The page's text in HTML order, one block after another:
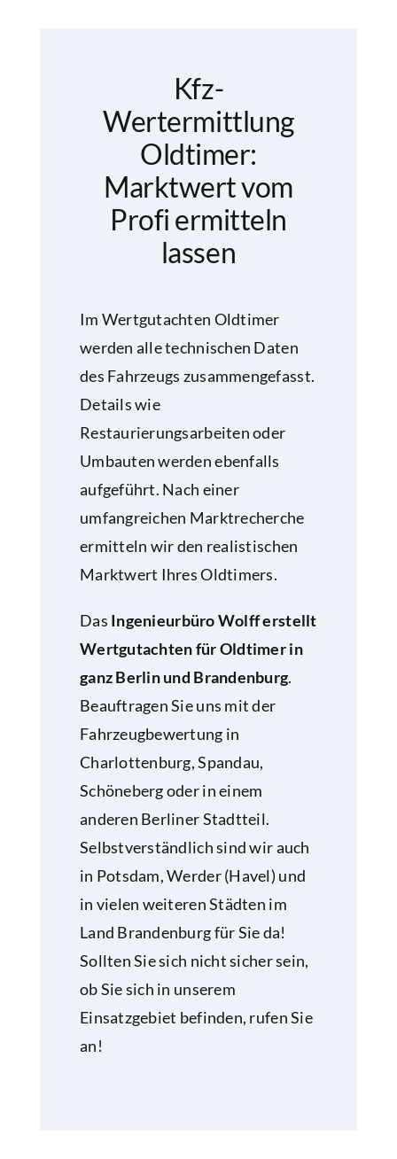
Kfz-
Wertermittlung
Oldtimer:
Marktwert vom
Profi ermitteln
lassen
Im Wertgutachten Oldtimer
werden alle technischen Daten
des Fahrzeugs zusammengefasst.
Details wie
Restaurierungsarbeiten oder
Umbauten werden ebenfalls
aufgeführt. Nach einer
umfangreichen Marktrecherche
ermitteln wir den realistischen
Marktwert Ihres Oldtimers.
Das Ingenieurbüro Wolff erstellt
Wertgutachten für Oldtimer in
ganz Berlin und Brandenburg.
Beauftragen Sie uns mit der
Fahrzeugbewertung in
Charlottenburg, Spandau,
Schöneberg oder in einem
anderen Berliner Stadtteil.
Selbstverständlich sind wir auch
in Potsdam, Werder (Havel) und
in vielen weiteren Städten im
Land Brandenburg für Sie da!
Sollten Sie sich nicht sicher sein,
ob Sie sich in unserem
Einsatzgebiet befinden, rufen Sie
an!